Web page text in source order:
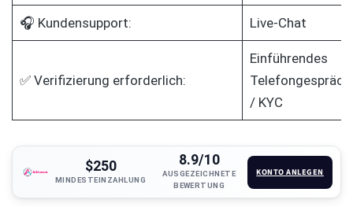
🎧 Kundensupport: Live-Chat
✅ Verifizierung erforderlich:
Einführendes
Telefongespräch
/ KYC
$250
MINDESTEINZAHLUNG
8.9/10
AUSGEZEICHNETE
BEWERTUNG
KONTO ANLEGEN